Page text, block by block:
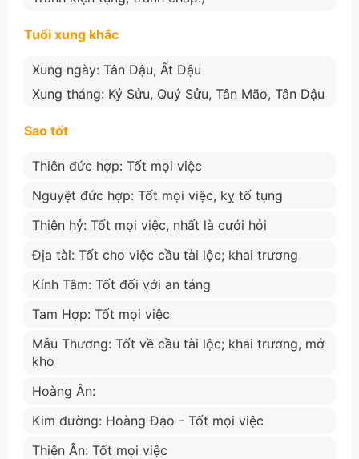
Tuổi xung khắc
Xung ngày: Tân Dậu, Ất Dậu
Xung tháng: Kỷ Sửu, Quý Sửu, Tân Mão, Tân Dậu
Sao tốt
Thiên đức hợp: Tốt mọi việc
Nguyệt đức hợp: Tốt mọi việc, kỵ tố tụng
Thiên hỷ: Tốt mọi việc, nhất là cưới hỏi
Địa tài: Tốt cho việc cầu tài lộc; khai trương
Kính Tâm: Tốt đối với an táng
Tam Hợp: Tốt mọi việc
Mẫu Thương: Tốt về cầu tài lộc; khai trương, mở
kho
Hoàng Ân:
Kim đường: Hoàng Đạo - Tốt mọi việc
Thiên Ân: Tốt mọi việc